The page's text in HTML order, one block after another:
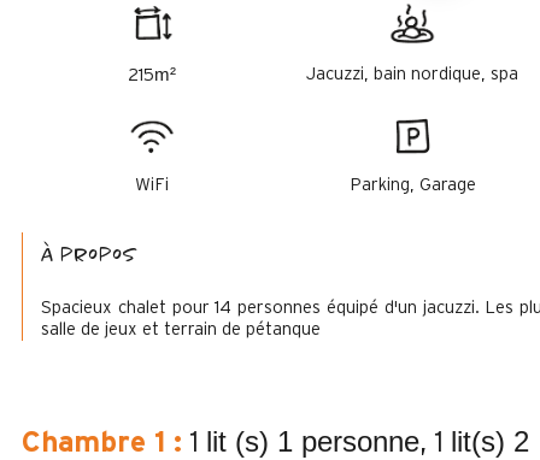
215m² Jacuzzi, bain nordique, spa
WiFi Parking, Garage
à propos
Spacieux chalet pour 14 personnes équipé d'un jacuzzi. Les
salle de jeux et terrain de pétanque
Chambre 1 : 1 lit (s) 1 personne 1 lit(s) 2